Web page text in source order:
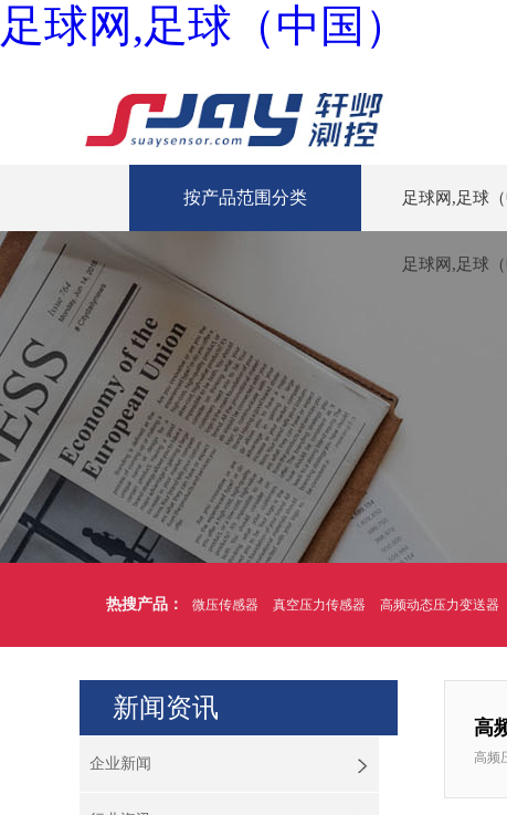
足球网,足球（中国）
按产品范围分类 足球网,足球（
足球网,足球（
热搜产品： 微压传感器 真空压力传感器 高频动态压力变送器
新闻资讯
企业新闻
高
高频